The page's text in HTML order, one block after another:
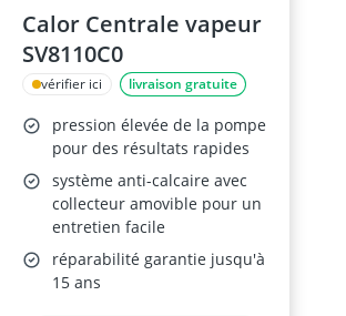
Calor Centrale vapeur
SV8110C0
vérifier ici livraison gratuite
pression élevée de la pompe
pour des résultats rapides
système anti-calcaire avec
collecteur amovible pour un
entretien facile
réparabilité garantie jusqu'à
15 ans